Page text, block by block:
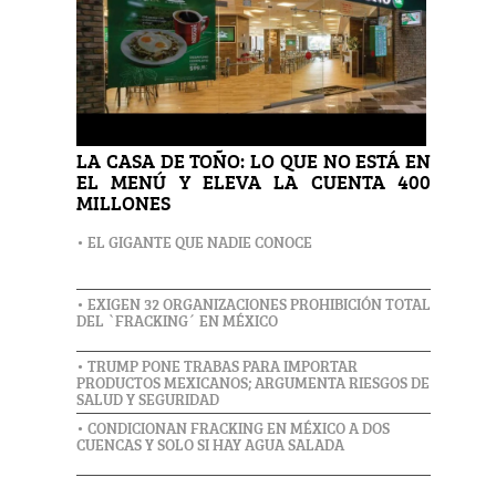
LA CASA DE TOÑO: LO QUE NO ESTÁ EN
EL MENÚ Y ELEVA LA CUENTA 400
MILLONES
• EL GIGANTE QUE NADIE CONOCE
• EXIGEN 32 ORGANIZACIONES PROHIBICIÓN TOTAL
DEL `FRACKING´ EN MÉXICO
• TRUMP PONE TRABAS PARA IMPORTAR
PRODUCTOS MEXICANOS; ARGUMENTA RIESGOS DE
SALUD Y SEGURIDAD
• CONDICIONAN FRACKING EN MÉXICO A DOS
CUENCAS Y SOLO SI HAY AGUA SALADA